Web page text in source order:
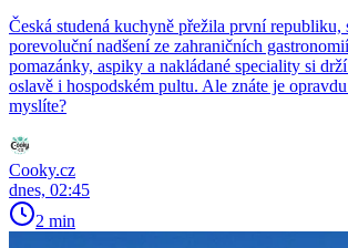
Česká studená kuchyně přežila první republiku,
porevoluční nadšení ze zahraničních
pomazánky, aspiky a nakládané speciality si
oslavě i hospodském pultu. Ale znáte je
myslíte?
Cooky.cz
dnes, 02:45
2 min